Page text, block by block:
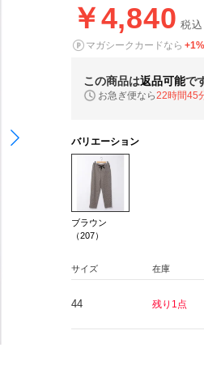
￥4,840 税込
マガシークカードなら
この商品は返品可能で
お急ぎ便なら22時間45
バリエーション
ブラウン
（207）
サイズ 在庫
44 残り1点